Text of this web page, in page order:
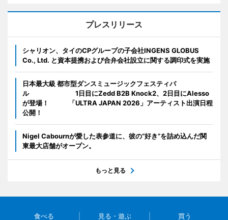
プレスリリース
シャリオン、タイのCPグループの子会社INGENS GLOBUS
Co., Ltd. と資本提携および合弁会社設立に関する調印式を実施
日本最大級 都市型ダンスミュージックフェスティバ
ル 1日目にZedd B2B Knock2、2日目にAlesso
が登場！ 「ULTRA JAPAN 2026」アーティスト出演日程
公開！
Nigel Cabournが愛した表参道に、彼の“好き”を詰め込んだ関
東最大店舗がオープン。
もっと見る
食べる 見る・遊ぶ 買う